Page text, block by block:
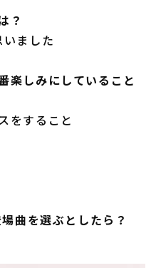
？
ました
楽しみにしていること
をすること
曲を選ぶとしたら？